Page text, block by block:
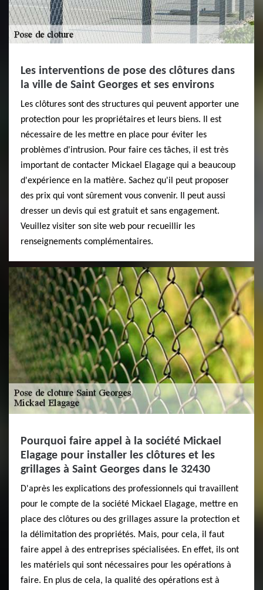
Les interventions de pose des clôtures dans
la ville de Saint Georges et ses environs
Les clôtures sont des structures qui peuvent apporter une
protection pour les propriétaires et leurs biens. Il est
nécessaire de les mettre en place pour éviter les
problèmes d'intrusion. Pour faire ces tâches, il est très
important de contacter Mickael Elagage qui a beaucoup
d'expérience en la matière. Sachez qu'il peut proposer
des prix qui vont sûrement vous convenir. Il peut aussi
dresser un devis qui est gratuit et sans engagement.
Veuillez visiter son site web pour recueillir les
renseignements complémentaires.
Pourquoi faire appel à la société Mickael
Elagage pour installer les clôtures et les
grillages à Saint Georges dans le 32430
D'après les explications des professionnels qui travaillent
pour le compte de la société Mickael Elagage, mettre en
place des clôtures ou des grillages assure la protection et
la délimitation des propriétés. Mais, pour cela, il faut
faire appel à des entreprises spécialisées. En effet, ils ont
les matériels qui sont nécessaires pour les opérations à
faire. En plus de cela, la qualité des opérations est à